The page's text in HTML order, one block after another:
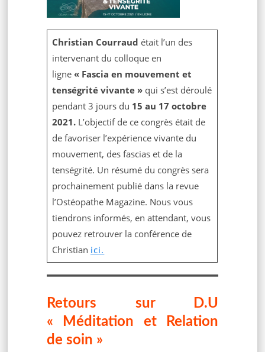
Christian Courraud était l’un des
intervenant du colloque en
ligne« Fascia en mouvement et
tenségrité vivante » qui s’est déroulé
pendant 3 jours du 15 au 17 octobre
2021.L’objectif de ce congrès était de
de favoriser l’expérience vivante du
mouvement, des fascias et de la
tenségrité. Un résumé du congrès sera
prochainement publié dans la revue
l’Ostéopathe Magazine. Nous vous
tiendrons informés, en attendant, vous
pouvez retrouver la conférence de
Christian ici.
Retours sur D.U
« Méditation et Relation
de soin »